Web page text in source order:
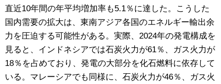
直近10年間の年平均増加率も5.1％に達した。こうした
国内需要の拡大は、東南アジア各国のエネルギー輸出余
力を圧迫する可能性がある。実際、2024年の発電構成を
見ると、インドネシアでは石炭火力が61％、ガス火力が
18％を占めており、発電の大部分を化石燃料に依存して
いる。マレーシアでも同様に、石炭火力が46％、ガス火